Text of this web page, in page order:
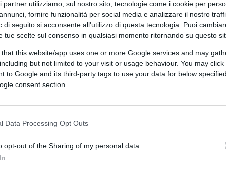
partner utilizziamo, sul nostro sito, tecnologie come i cookie per
fornire funzionalità per social media e analizzare il nostro
di seguito si acconsente all'utilizzo di questa tecnologia. Puoi
tue scelte sul consenso in qualsiasi momento ritornando su questo
that this website/app uses one or more Google services and may
but not limited to your visit or usage behaviour. You may
to Google and its third-party tags to use your data for below
consent section.
Data Processing Opt Outs
opt-out of the Sharing of my personal data.
su Google
mediatici, e non occorre quindi